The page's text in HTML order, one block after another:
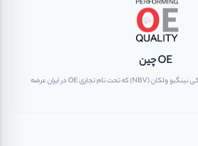
OE چین
شرکت تولیدی آب‌بندهای مکانیکی نینگبو ولکان (NBV) که تحت نام تجاری OE در ایران عرضه